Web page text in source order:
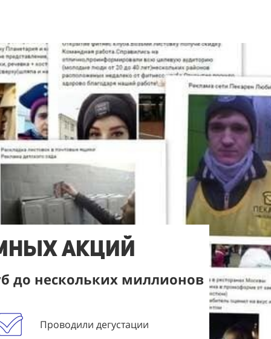
акций
до нескольких миллионов
Проводили дегустации